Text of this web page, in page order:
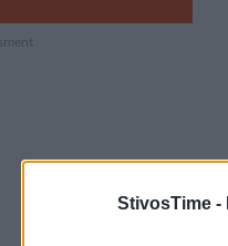
StivosTime -